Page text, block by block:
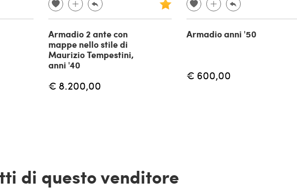
Armadio 2 ante con
mappe nello stile di
Maurizio Tempestini,
anni '40
€ 8.200,00
Armadio anni '50
€ 600,00
di questo venditore